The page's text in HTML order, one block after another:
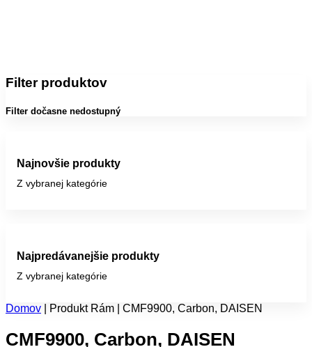
Filter produktov
Filter dočasne nedostupný
Najnovšie produkty
Z vybranej kategórie
Najpredávanejšie produkty
Z vybranej kategórie
Domov Produkt Rám CMF9900, Carbon, DAISEN
CMF9900, Carbon, DAISEN